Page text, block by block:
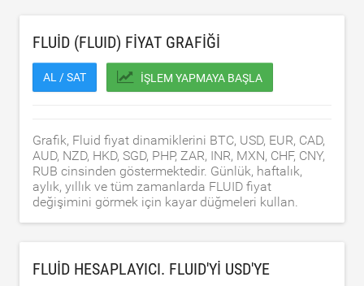
FLUID (FLUID) FIYAT GRAFIĞI
AL / SAT İŞLEM YAPMAYA BAŞLA
Grafik, Fluid fiyat dinamiklerini BTC, USD, EUR, CAD,
AUD, NZD, HKD, SGD, PHP, ZAR, INR, MXN, CHF, CNY,
RUB cinsinden göstermektedir. Günlük, haftalık,
aylık, yıllık ve tüm zamanlarda FLUID fiyat
değişimini görmek için kayar düğmeleri kullan.
FLUID HESAPLAYICI. FLUID'YI USD'YE